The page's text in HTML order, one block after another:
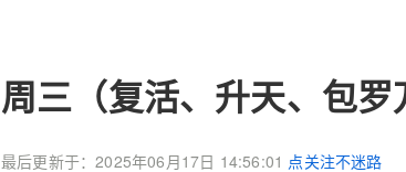
周三（复活、升天、包罗
最后更新于：2025年06月17日 14:56:01 点关注不迷路